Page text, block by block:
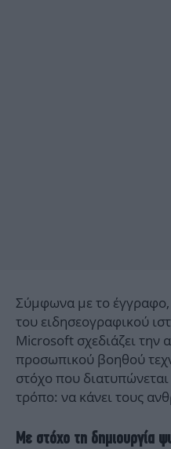
Σύμφωνα με το έγγραφο,
του ειδησεογραφικού
Microsoft σχεδιάζει την
προσωπικού βοηθού
στόχο που
τρόπο: να κάνει τους
Με στόχο τη δημιουργία